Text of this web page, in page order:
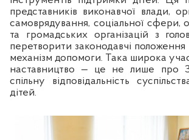
представників виконавчої влади,
самоврядування, соціальної сфери,
та громадських організацій з
перетворити законодавчі
механізм допомоги. Така широка
наставництво — це не лише про
спільну відповідальність
дітей.